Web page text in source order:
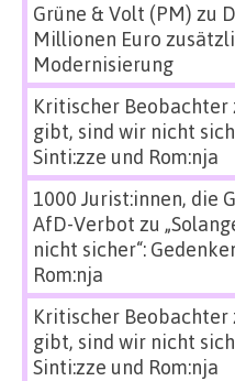
Grüne & Volt (PM) zu
Millionen Euro
Modernisierung
Kritischer Beobachter
gibt, sind wir nicht
Sinti:zze und Rom:nja
1000 Jurist:innen, die
AfD-Verbot zu
nicht sicher“:
Rom:nja
Kritischer Beobachter
gibt, sind wir nicht
Sinti:zze und Rom:nja